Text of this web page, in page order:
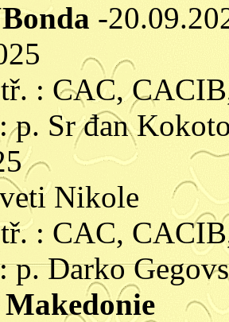
-
: CAC,
p. Sr đan
Nikole
tř. : CAC,
p. Darko